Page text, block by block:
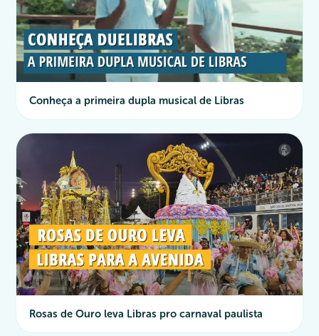
Conheça a primeira dupla musical de Libras
Rosas de Ouro leva Libras pro carnaval paulista